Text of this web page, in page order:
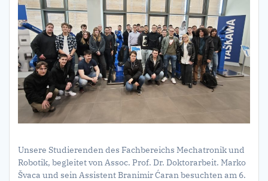
Unsere Studierenden des Fachbereichs Mechatronik und
Robotik, begleitet von Assoc. Prof. Dr. Doktorarbeit. Marko
Švaca und sein Assistent Branimir Ćaran besuchten am 6.